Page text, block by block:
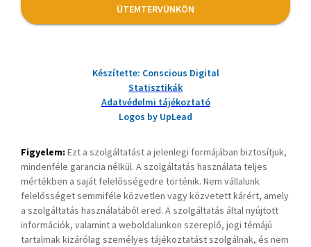
ÜTEMTERVÜNKÖN
Készítette: Conscious Digital
Statisztikák
Adatvédelmi tájékoztató
Logos by UpLead
Figyelem: Ezt a szolgáltatást a jelenlegi formájában biztosítjuk,
mindenféle garancia nélkül. A szolgáltatás használata teljes
mértékben a saját felelősségedre történik. Nem vállalunk
felelősséget semmiféle közvetlen vagy közvetett kárért, amely
a szolgáltatás használatából ered. A szolgáltatás által nyújtott
információk, valamint a weboldalunkon szereplő, jogi témájú
tartalmak kizárólag személyes tájékoztatást szolgálnak, és nem